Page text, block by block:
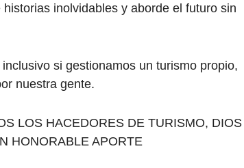
inolvidables y aborde el futuro sin
si gestionamos un turismo propio,
nuestra gente.
LOS HACEDORES DE TURISMO, DIOS
HONORABLE APORTE